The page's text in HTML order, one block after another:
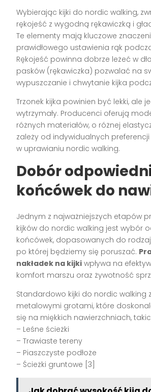
Wybierając kijki do nordic walking,
rękojeść z wygodną rękawiczką i
Te elementy mają kluczowe
prawidłowego ustawienia rąk
Rękojeść powinna dobrze leżeć w
pasków (rękawiczka) pozwalać na
wypuszczanie i chwytanie kijka
Trzonek kijka powinien być lekki, ale
wytrzymały. Producenci oferują
różnych materiałów, o różnej
zależy od indywidualnych
w uprawianiu nordic walking.
Dobór
końcówek do
Jednym z najważniejszych etapów
kijków do nordic walking jest wybór
końcówek, dopasowanych do
po której będziemy się poruszać.
nakładek na kijki wpływa na
komfort marszu oraz żywotność
Standardowo kijki do nordic walking
metalowymi grotami, które
się na miękkich nawierzchniach,
– Leśne ścieżki
– Trawiaste tereny
– Piaszczyste podłoże
– Ścieżki gruntowe [3]